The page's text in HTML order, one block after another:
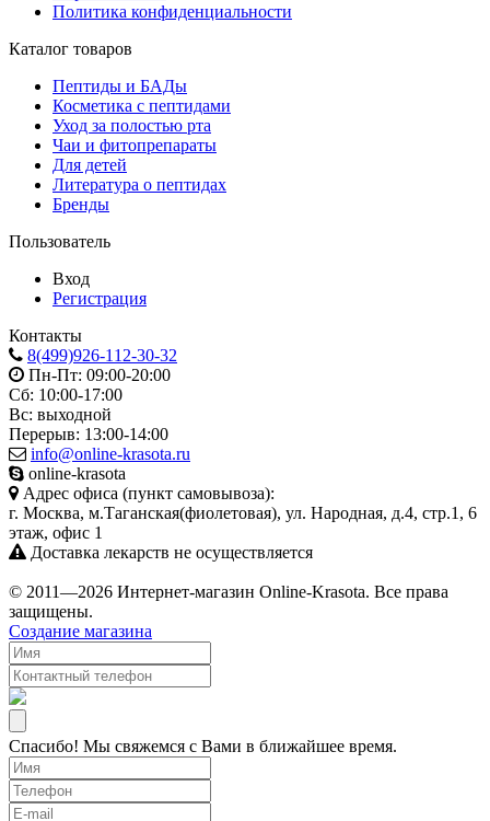
Политика конфиденциальности
Каталог товаров
Пептиды и БАДы
Косметика с пептидами
Уход за полостью рта
Чаи и фитопрепараты
Для детей
Литература о пептидах
Бренды
Пользователь
Вход
Регистрация
Контакты
8(499)926-112-30-32
Пн-Пт: 09:00-20:00
Сб: 10:00-17:00
Вс: выходной
Перерыв: 13:00-14:00
info@online-krasota.ru
online-krasota
Адрес офиса (пункт самовывоза):
г. Москва, м.Таганская(фиолетовая), ул. Народная, д.4, стр.1, 6
этаж, офис 1
Доставка лекарств не осуществляется
© 2011—2026 Интернет-магазин Online-Krasota. Все права
защищены.
Создание магазина
Спасибо! Мы свяжемся с Вами в ближайшее время.